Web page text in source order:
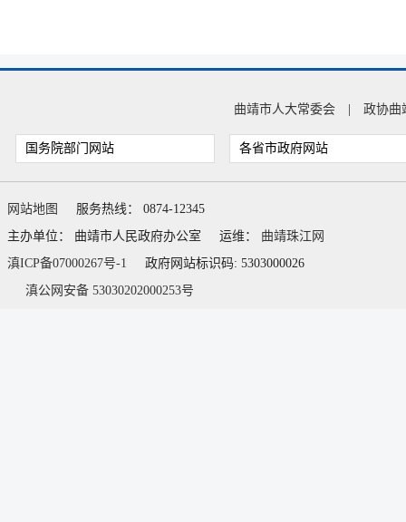
曲靖市人大常委会 政协曲
国务院部门网站 各省市政府网站
网站地图
服务热线： 0874-12345
主办单位： 曲靖市人民政府办公室
运维： 曲靖珠江网
滇ICP备07000267号-1
政府网站标识码: 5303000026
滇公网安备 53030202000253号